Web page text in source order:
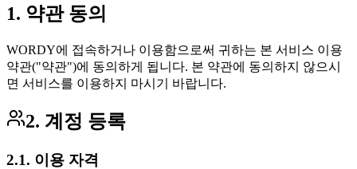
1. 약관 동의
WORDY에 접속하거나 이용함으로써 귀하는 본 서비스 이용
약관("약관")에 동의하게 됩니다. 본 약관에 동의하지 않으시
면 서비스를 이용하지 마시기 바랍니다.
2. 계정 등록
2.1. 이용 자격